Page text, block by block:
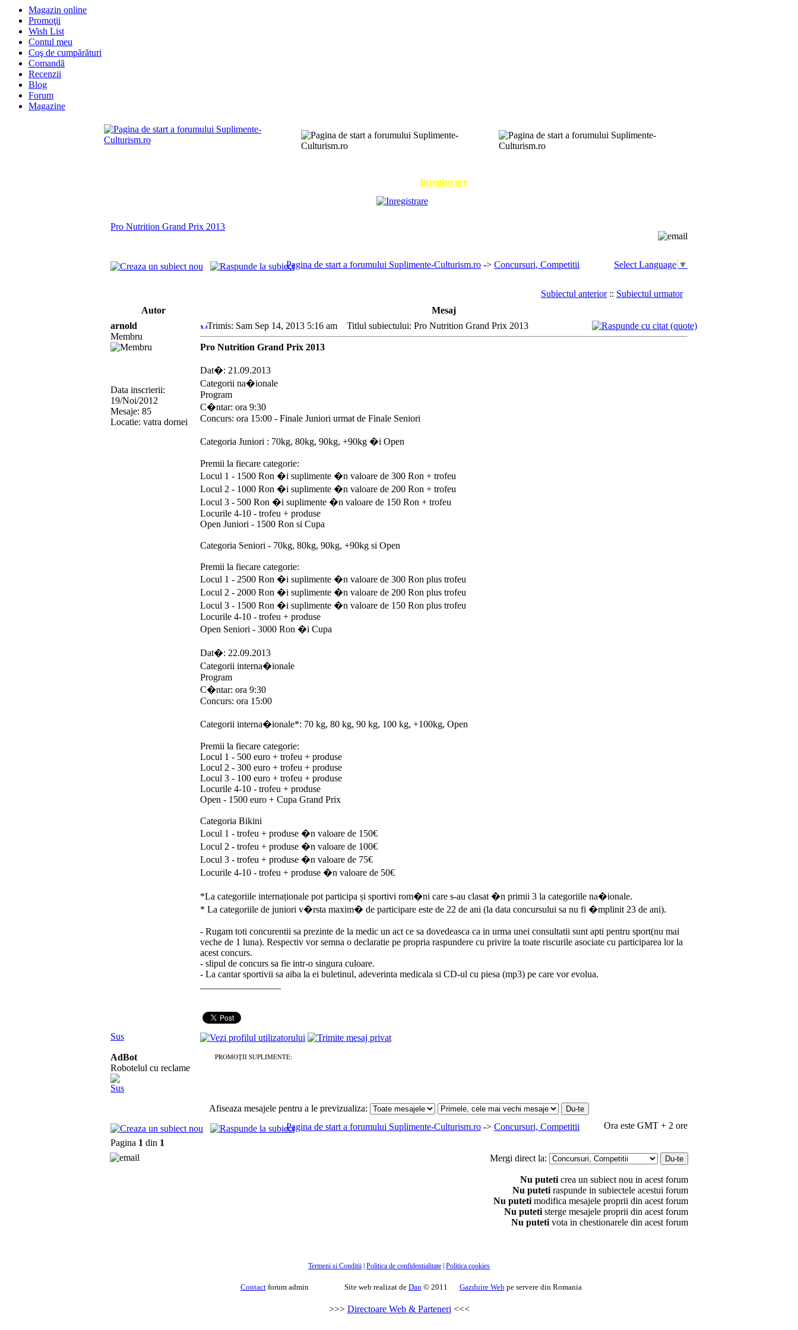
Magazin online
Promoţii
Wish List
Contul meu
Coş de cumpărături
Comandă
Recenzii
Blog
Forum
Magazine
Inregistrare
Pro Nutrition Grand Prix 2013
Pagina de start a forumului Suplimente-Culturism.ro -> Concursuri, Competitii Select Language ▼
Subiectul anterior:: Subiectul urmator
Autor
Mesaj
arnold
Membru
Data inscrierii:
19/Noi/2012
Mesaje: 85
Locatie: vatra dornei
Trimis: Sam Sep 14, 2013 5:16 am Titlul subiectului: Pro Nutrition Grand Prix 2013
Pro Nutrition Grand Prix 2013
Dat�: 21.09.2013
Categorii na�ionale
Program
C�ntar: ora 9:30
Concurs: ora 15:00 - Finale Juniori urmat de Finale Seniori
Categoria Juniori : 70kg, 80kg, 90kg, +90kg �i Open
Premii la fiecare categorie:
Locul 1 - 1500 Ron �i suplimente �n valoare de 300 Ron + trofeu
Locul 2 - 1000 Ron �i suplimente �n valoare de 200 Ron + trofeu
Locul 3 - 500 Ron �i suplimente �n valoare de 150 Ron + trofeu
Locurile 4-10 - trofeu + produse
Open Juniori - 1500 Ron si Cupa
Categoria Seniori - 70kg, 80kg, 90kg, +90kg si Open
Premii la fiecare categorie:
Locul 1 - 2500 Ron �i suplimente �n valoare de 300 Ron plus trofeu
Locul 2 - 2000 Ron �i suplimente �n valoare de 200 Ron plus trofeu
Locul 3 - 1500 Ron �i suplimente �n valoare de 150 Ron plus trofeu
Locurile 4-10 - trofeu + produse
Open Seniori - 3000 Ron �i Cupa
Dat�: 22.09.2013
Categorii interna�ionale
Program
C�ntar: ora 9:30
Concurs: ora 15:00
Categorii interna�ionale*: 70 kg, 80 kg, 90 kg, 100 kg, +100kg, Open
Premii la fiecare categorie:
Locul 1 - 500 euro + trofeu + produse
Locul 2 - 300 euro + trofeu + produse
Locul 3 - 100 euro + trofeu + produse
Locurile 4-10 - trofeu + produse
Open - 1500 euro + Cupa Grand Prix
Categoria Bikini
Locul 1 - trofeu + produse �n valoare de 150€
Locul 2 - trofeu + produse �n valoare de 100€
Locul 3 - trofeu + produse �n valoare de 75€
Locurile 4-10 - trofeu + produse �n valoare de 50€
*La categoriile internaționale pot participa și sportivi rom�ni care s-au clasat �n primii 3 la categoriile na�ionale.
* La categoriile de juniori v�rsta maxim� de participare este de 22 de ani (la data concursului sa nu fi �mplinit 23 de ani).
- Rugam toti concurentii sa prezinte de la medic un act ce sa dovedeasca ca in urma unei consultatii sunt apti pentru sport(nu mai
veche de 1 luna). Respectiv vor semna o declaratie pe propria raspundere cu privire la toate riscurile asociate cu participarea lor la
acest concurs.
- slipul de concurs sa fie intr-o singura culoare.
- La cantar sportivii sa aiba la ei buletinul, adeverinta medicala si CD-ul cu piesa (mp3) pe care vor evolua.
Sus
AdBot
Robotelul cu reclame
Sus
PROMOȚII SUPLIMENTE:
Afiseaza mesajele pentru a le previzualiza:
Pagina de start a forumului Suplimente-Culturism.ro -> Concursuri, Competitii
Ora este GMT + 2 ore
Pagina 1 din 1
Mergi direct la:
Nu puteti crea un subiect nou in acest forum
Nu puteti raspunde in subiectele acestui forum
Nu puteti modifica mesajele proprii din acest forum
Nu puteti sterge mesajele proprii din acest forum
Nu puteti vota in chestionarele din acest forum
Termeni si Conditii Politica de confidentialitate Politica cookies
Contactforum admin Site web realizat de Dan© 2011 Gazduire Web pe servere din Romania
>>> Directoare Web & Parteneri <<<